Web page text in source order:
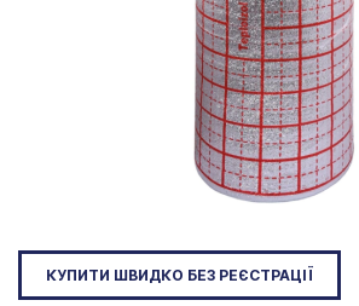
КУПИТИ ШВИДКО БЕЗ РЕЄСТРАЦІЇ